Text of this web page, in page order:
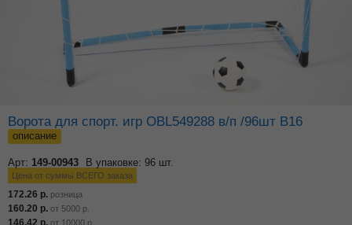
Ворота для спорт. игр OBL549288 в/п /96шт В16
описание
Арт: 149-00943 В упаковке: 96 шт.
Цена от суммы ВСЕГО заказа
172.26 р. розница
160.20 р. от 5000 р.
146.42 р. от 10000 р.